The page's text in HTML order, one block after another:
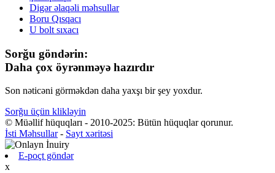
Digər əlaqəli məhsullar
Boru Qısqacı
U bolt sıxacı
Sorğu göndərin:
Daha çox öyrənməyə hazırdır
Son nəticəni görməkdən daha yaxşı bir şey yoxdur.
Sorğu üçün klikləyin
© Müəllif hüquqları - 2010-2025: Bütün hüquqlar qorunur.
İsti Məhsullar- Sayt xəritəsi
E-poçt göndər
x